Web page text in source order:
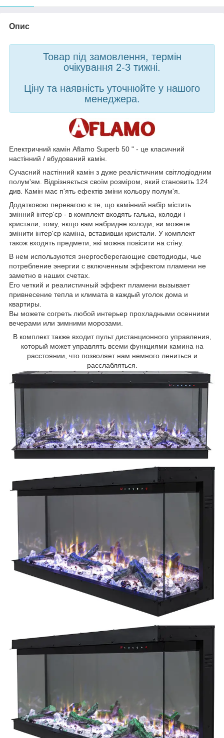
Опис
Товар під замовлення, термін
очікування 2-3 тижні.
Ціну та наявність уточнюйте у нашого
менеджера.
Електричний камін Aflamo Superb 50 " - це класичний
настінний / вбудований камін.
Сучасний настінний камін з дуже реалістичним світлодіодним
полум'ям. Відрізняється своїм розміром, який становить 124
див. Камін має п'ять ефектів зміни кольору полум'я.
Додатковою перевагою є те, що камінний набір містить
змінний інтер'єр - в комплект входять галька, колоди і
кристали, тому, якщо вам набридне колоди, ви можете
змінити інтер'єр каміна, вставивши кристали. У комплект
також входять предмети, які можна повісити на стіну.
В нем используются энергосберегающие светодиоды, чье
потребление энергии с включенным эффектом пламени не
заметно в наших счетах.
Его четкий и реалистичный эффект пламени вызывает
привнесение тепла и климата в каждый уголок дома и
квартиры.
Вы можете согреть любой интерьер прохладными осенними
вечерами или зимними морозами.
В комплект также входит пульт дистанционного управления,
который может управлять всеми функциями камина на
расстоянии, что позволяет нам немного лениться и
расслабляться.